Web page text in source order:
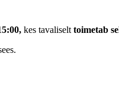
kes tavaliselt toimetab